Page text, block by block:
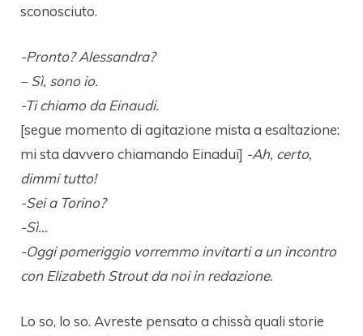
sconosciuto.
-Pronto? Alessandra?
– Sì, sono io.
-Ti chiamo da Einaudi.
[segue momento di agitazione mista a esaltazione:
mi sta davvero chiamando Einadui] -Ah, certo,
dimmi tutto!
-Sei a Torino?
-Sì…
-Oggi pomeriggio vorremmo invitarti a un incontro
con Elizabeth Strout da noi in redazione.
Lo so, lo so. Avreste pensato a chissà quali storie